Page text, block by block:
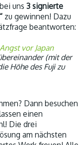
uns 3 signierte
zu gewinnen! Dazu
beantworten:
vor Japan
(mit der
Höhe des Fuji zu
Dann besuchen
einen
Die drei
am nächsten